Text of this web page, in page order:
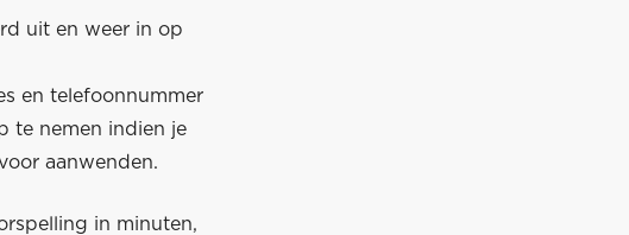
uit en weer in op
en telefoonnummer
te nemen indien je
aanwenden.
in minuten,